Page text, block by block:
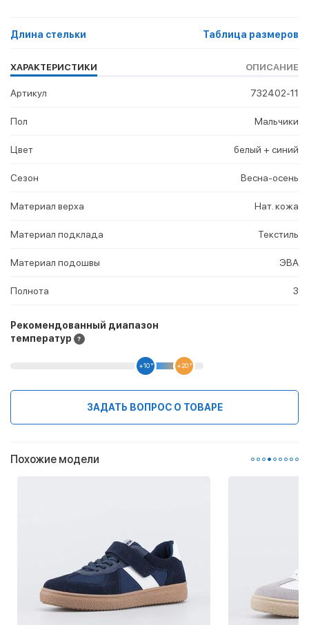
Длина стельки Таблица размеров
ХАРАКТЕРИСТИКИ ОПИСАНИЕ
Артикул 732402-11
Пол Мальчики
Цвет белый + синий
Сезон Весна-осень
Материал верха Нат. кожа
Материал подклада Текстиль
Материал подошвы ЭВА
Полнота 3
Рекомендованный диапазон
температур
+10 ° +20 °
ЗАДАТЬ ВОПРОС О ТОВАРЕ
Похожие модели